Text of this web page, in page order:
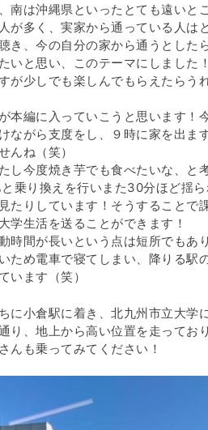
南は沖縄県といったとても遠いと
が多く、実家から通っている人は
き、今の自分の家から通うとし
いと思い、このテーマにしました！
が少しでも楽しんでもらえたらう
本編に入っていこうと思います
ながら支度をし、９時に家を出
んね（笑）
し今度焼き芋でも食べたいな、と
乗り換えを行いまた30分ほど揺
たりしています！そうすること
学生活を送ることができます！
時間が長いという点は短所でも
ため電車で寝てしまい、降りる
います（笑）
に小倉駅に着き、北九州市立大
り、地上から高い位置を走ってお
んも乗ってみてください！